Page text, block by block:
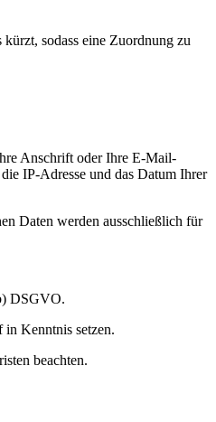
sodass eine Zuordnung zu
Anschrift oder Ihre E-Mail-
IP-Adresse und das Datum Ihrer
Daten werden ausschließlich für
DSGVO.
Kenntnis setzen.
beachten.